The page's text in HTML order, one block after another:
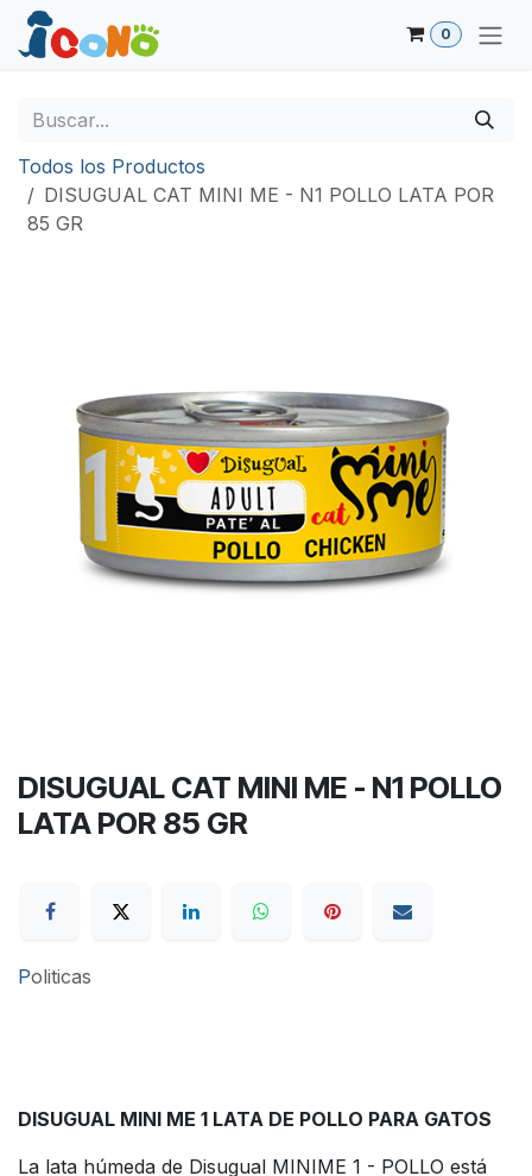
Ir al contenido
0
Todos los Productos
DISUGUAL CAT MINI ME - N1 POLLO LATA POR
85 GR
DISUGUAL CAT MINI ME - N1 POLLO
LATA POR 85 GR
Politicas
DISUGUAL MINI ME 1 LATA DE POLLO PARA GATOS
La lata húmeda de Disugual MINIME 1 - POLLO está